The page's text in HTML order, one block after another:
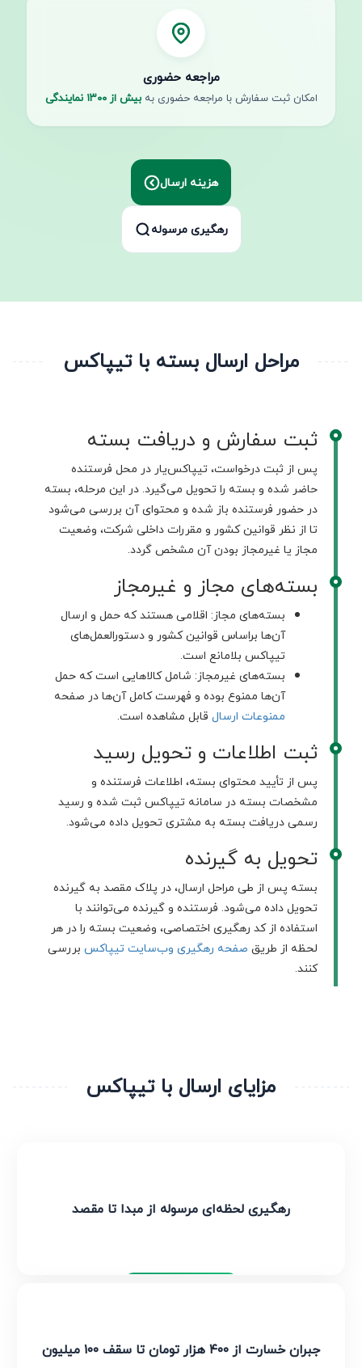
مراجعه حضوری
امکان ثبت سفارش با مراجعه حضوری بهبیش از ۱۳۰۰ نمایندگی
هزینه ارسال
رهگیری مرسوله
مراحل ارسال بسته با تیپاکس
ثبت سفارش و دریافت بسته
پس از ثبت درخواست، تیپاکس‌یار در محل فرستنده
حاضر شده و بسته را تحویل می‌گیرد. در این مرحله، بسته
در حضور فرستنده باز شده و محتوای آن بررسی می‌شود
تا از نظر قوانین کشور و مقررات داخلی شرکت، وضعیت
مجاز یا غیرمجاز بودن آن مشخص گردد.
بسته‌های مجاز و غیرمجاز
بسته‌های مجاز: اقلامی هستند که حمل و ارسال
آن‌ها براساس قوانین کشور و دستورالعمل‌های
تیپاکس بلامانع است.
بسته‌های غیرمجاز: شامل کالاهایی است که حمل
آن‌ها ممنوع بوده و فهرست کامل آن‌ها در صفحه
ممنوعات ارسال قابل مشاهده است.
ثبت اطلاعات و تحویل رسید
پس از تأیید محتوای بسته، اطلاعات فرستنده و
مشخصات بسته در سامانه تیپاکس ثبت شده و رسید
رسمی دریافت بسته به مشتری تحویل داده می‌شود.
تحویل به گیرنده
بسته پس از طی مراحل ارسال، در پلاک مقصد به گیرنده
تحویل داده می‌شود. فرستنده و گیرنده می‌توانند با
استفاده از کد رهگیری اختصاصی، وضعیت بسته را در هر
لحظه از طریق صفحه رهگیری وب‌سایت تیپاکس بررسی
کنند.
مزایای ارسال با تیپاکس
رهگیری لحظه‌ای مرسوله از مبدا تا مقصد
جبران خسارت از ۴۰۰ هزار تومان تا سقف ۱۰۰ میلیون